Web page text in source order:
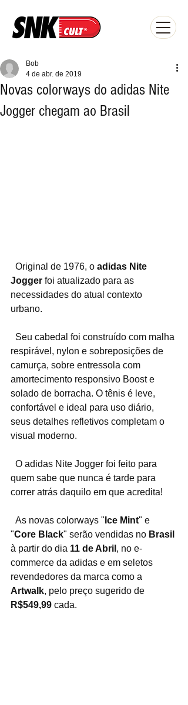
Novas colorways do adidas Nite
Jogger chegam ao Brasil
Bob
4 de abr. de 2019
  Original de 1976, o
adidas Nite
Jogger foi atualizado para as
necessidades do atual contexto
urbano.
respirável, nylon e sobreposições de
camurça, sobre entressola com
amortecimento responsivo Boost e
solado de borracha. O tênis é leve,
confortável e ideal para uso diário,
seus detalhes refletivos completam o
visual moderno.
quem sabe que nunca é tarde para
correr atrás daquilo em que acredita!
  As novas colorways "
Ice Mint" e
"Core Black" serão vendidas no Brasil
à partir do dia 11 de Abril , no e-
commerce da adidas e em seletos
revendedores da marca como a
Artwalk, pelo preço sugerido de
R$549,99 cada.